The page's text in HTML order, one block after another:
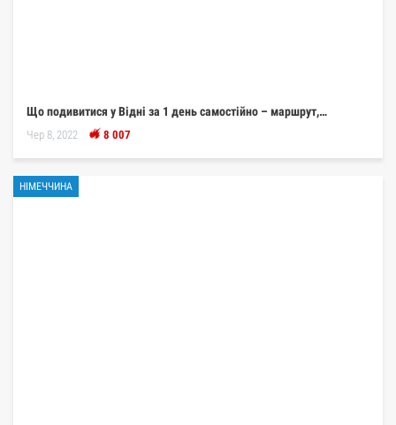
Що подивитися у Відні за 1 день самостійно – маршрут,…
Чер 8, 2022 8 007
НІМЕЧЧИНА